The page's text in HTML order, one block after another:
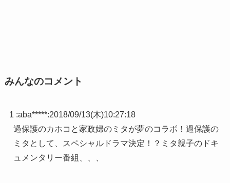
みんなのコメント
1 :aba*****:2018/09/13(木)10:27:18
過保護のカホコと家政婦のミタが夢のコラボ！過保護の
ミタとして、スペシャルドラマ決定！？ミタ親子のドキ
ュメンタリー番組、、、